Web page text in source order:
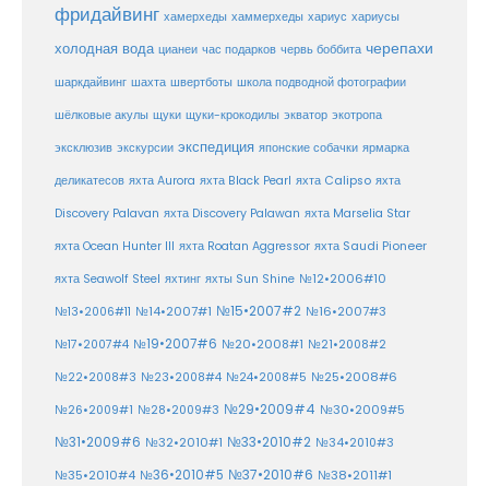
фридайвинг хамерхеды хаммерхеды хариус хариусы
холодная вода цианеи час подарков червь боббита черепахи
шаркдайвинг шахта швертботы школа подводной фотографии
шёлковые акулы щуки щуки-крокодилы экватор экотропа
эксклюзив экскурсии экспедиция японские собачки ярмарка
деликатесов яхта Aurora яхта Black Pearl яхта Calipso яхта
Discovery Palavan яхта Discovery Palawan яхта Marselia Star
яхта Ocean Hunter III яхта Roatan Aggressor яхта Saudi Pioneer
яхта Seawolf Steel яхтинг яхты Sun Shine №12•2006#10
№13•2006#11 №14•2007#1 №15•2007#2 №16•2007#3
№17•2007#4 №19•2007#6 №20•2008#1 №21•2008#2
№22•2008#3 №23•2008#4 №24•2008#5 №25•2008#6
№26•2009#1 №28•2009#3 №29•2009#4 №30•2009#5
№31•2009#6 №32•2010#1 №33•2010#2 №34•2010#3
№35•2010#4 №36•2010#5 №37•2010#6 №38•2011#1